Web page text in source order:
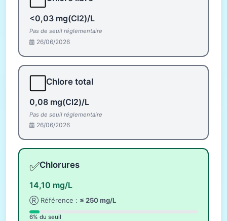
<0,03 mg(Cl2)/L
Pas de seuil réglementaire
26/06/2026
Chlore total
0,08 mg(Cl2)/L
Pas de seuil réglementaire
26/06/2026
✅Chlorures
14,10 mg/L
Ⓡ Référence : ≤ 250 mg/L
6% du seuil